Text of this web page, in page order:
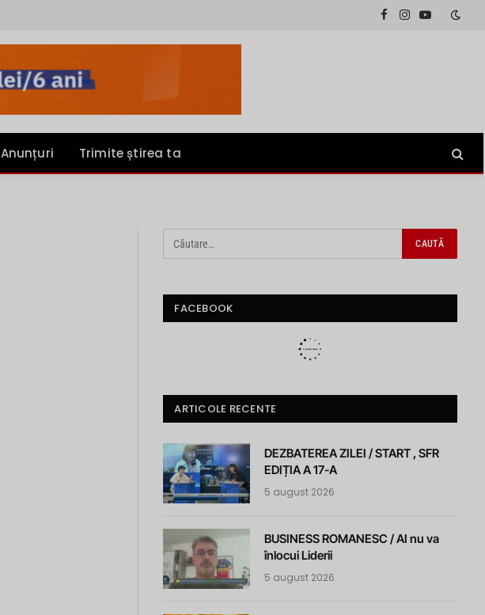
Facebook
InstagramYouTube
Anunțuri Trimite știrea ta
FACEBOOK
ARTICOLE RECENTE
DEZBATEREA ZILEI / START , SFR
EDIȚIA A 17-A
5 august 2026
BUSINESS ROMANESC / AI nu va
înlocui Liderii
5 august 2026